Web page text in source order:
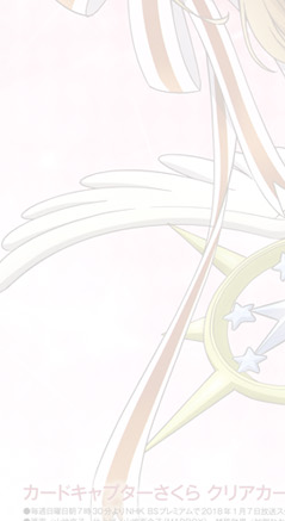
ทายอักษร V 猜字谜 V
ทายอักษร IV 猜字谜 IV
ทายอักษร III 猜字谜 III
ทายอักษร I 猜字谜 I
เรียนรู้อักษรจีนจาก เรื่องดราก้
การโกรธกลับแบบอีคิวสูง II 高
คนสี่ประเภทนี้ไม่ต้องไปช่วยเห
ช่วย ไม่ช่วย 要帮 不帮
นวคิดคนจีนยุคใหม่ เวลาได้รั
ควบคุมปากให้ดี 管好嘴巴
เรียนภาษาโดยการอ่านป้าย แล
ความจริง 8 ประการ 八个真相
ภูมิปัญญาแห่งชีวิต 处世智慧